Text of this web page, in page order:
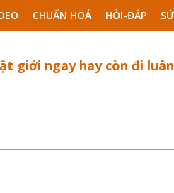
CHUẨN HOÁ HỎI-ĐÁP
giới ngay hay còn đi